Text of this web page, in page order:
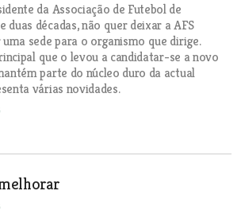
da Associação de Futebol de
duas décadas, não quer deixar a AFS
sede para o organismo que dirige.
que o levou a candidatar-se a novo
parte do núcleo duro da actual
várias novidades.